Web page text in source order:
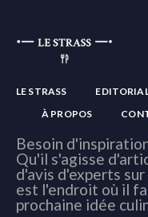
LE STRASS
À PROPOS
Besoin
Qu'il s'agisse
d'avis d'experts
est l'endroit où il
prochaine idée